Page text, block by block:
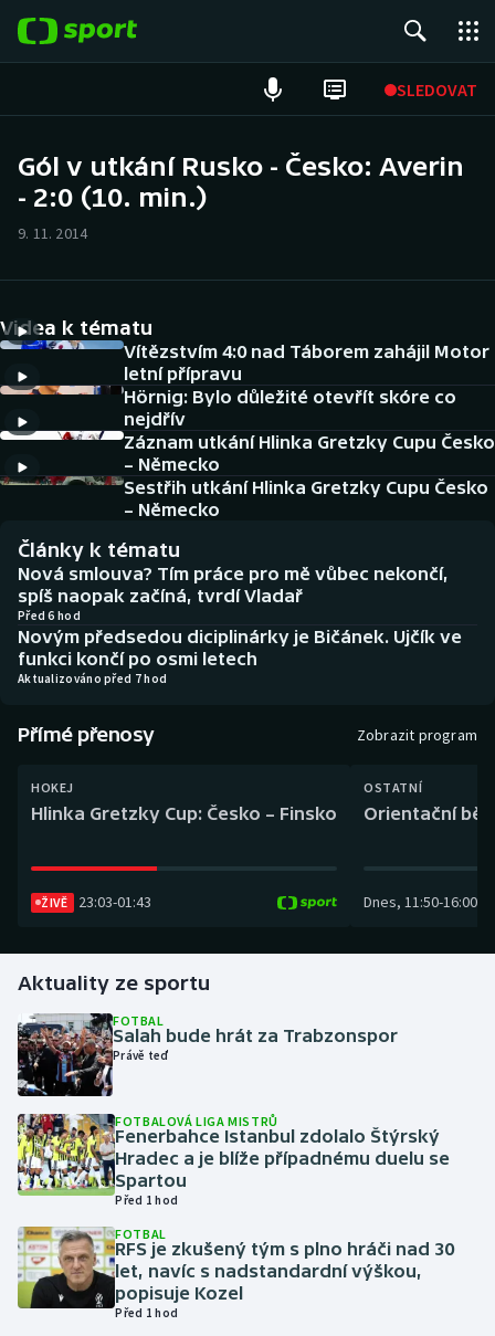
SLEDOVAT
Hokej
Cyklistika
DALŠÍ SPORTY
Americký fotbal
Baseball a softbal
Basketbal
Biatlon
Boby a skeleton
Box
Golf
Gymnastika
Házená
Jezdectví
Judo
Krasobruslení
Lezení
NEPŘEHLÉDNĚTE
Historické návraty
Aplikace ČT sport
AZ kvíz
Gól v utkání Rusko - Česko: Averin
- 2:0 (10. min.)
9. 11. 2014
Videa k tématu
Vítězstvím 4:0 nad Táborem zahájil Motor
letní přípravu
Hörnig: Bylo důležité otevřít skóre co
nejdřív
Záznam utkání Hlinka Gretzky Cupu Česko
– Německo
Sestřih utkání Hlinka Gretzky Cupu Česko
– Německo
Články k tématu
Nová smlouva? Tím práce pro mě vůbec nekončí,
spíš naopak začíná, tvrdí Vladař
Před 6 hod
Novým předsedou diciplinárky je Bičánek. Ujčík ve
funkci končí po osmi letech
Aktualizováno před 7 hod
Přímé přenosy Zobrazit program
HOKEJ
Hlinka Gretzky Cup: Česko – Finsko
ŽIVĚ 23:03-01:43
OSTATNÍ
Orientační
Dnes, 11:50-16:00
Aktuality ze sportu
FOTBAL
Salah bude hrát za Trabzonspor
Právě teď
FOTBALOVÁ LIGA MISTRŮ
Fenerbahce Istanbul zdolalo Štýrský
Hradec a je blíže případnému duelu se
Spartou
Před 1 hod
FOTBAL
RFS je zkušený tým s plno hráči nad 30
let, navíc s nadstandardní výškou,
popisuje Kozel
Před 1 hod